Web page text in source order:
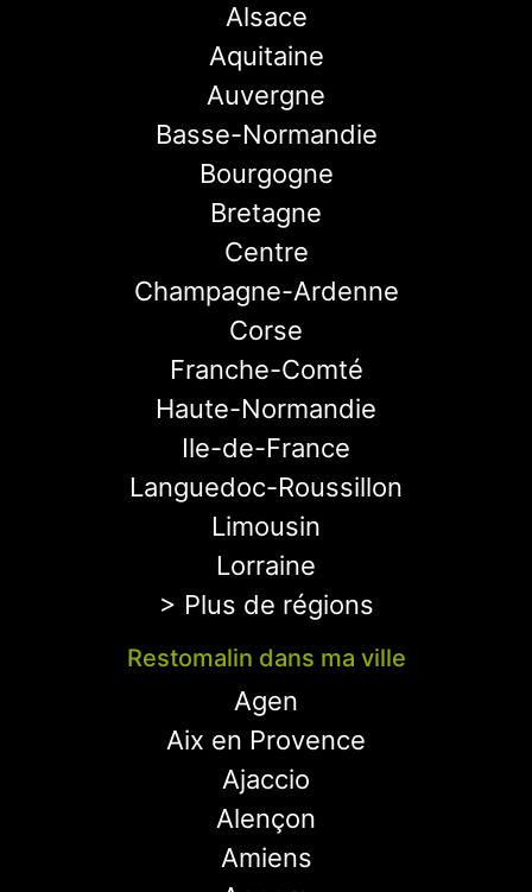
Alsace
Aquitaine
Auvergne
Basse-Normandie
Bourgogne
Bretagne
Centre
Champagne-Ardenne
Corse
Franche-Comté
Haute-Normandie
Ile-de-France
Languedoc-Roussillon
Limousin
Lorraine
> Plus de régions
Restomalin dans ma ville
Agen
Aix en Provence
Ajaccio
Alençon
Amiens